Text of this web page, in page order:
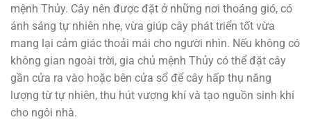
mệnh Thủy. Cây nên được đặt ở những nơi thoáng gió, có
ánh sáng tự nhiên nhẹ, vừa giúp cây phát triển tốt vừa
mang lại cảm giác thoải mái cho người nhìn. Nếu không có
không gian ngoài trời, gia chủ mệnh Thủy có thể đặt cây
gần cửa ra vào hoặc bên cửa sổ để cây hấp thụ năng
lượng từ tự nhiên, thu hút vượng khí và tạo nguồn sinh khí
cho ngôi nhà.